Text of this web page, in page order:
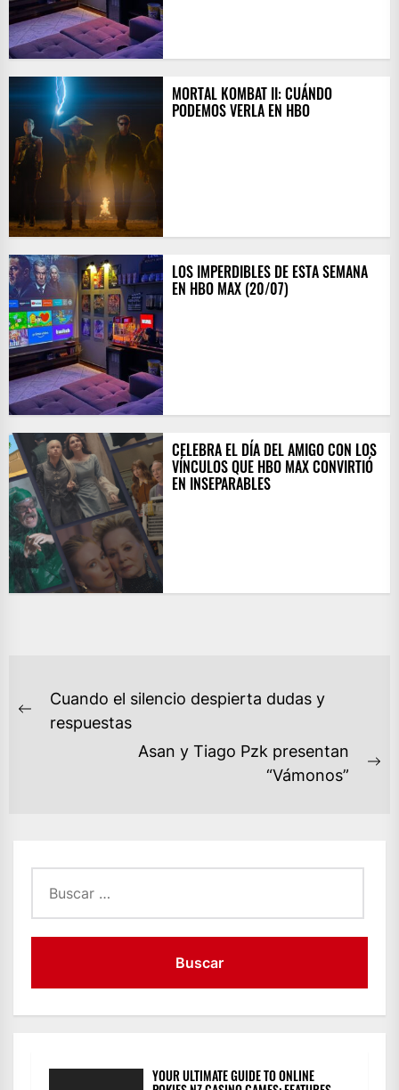
MORTAL KOMBAT II: CUÁNDO
PODEMOS VERLA EN HBO
LOS IMPERDIBLES DE ESTA SEMANA
EN HBO MAX (20/07)
CELEBRA EL DÍA DEL AMIGO CON LOS
VÍNCULOS QUE HBO MAX CONVIRTIÓ
EN INSEPARABLES
NAVEGACIÓN
DEPrevious
Cuando el silencio despierta dudas y
respuestas
Asan y Tiago Pzk presentan
“Vámonos”
YOUR ULTIMATE GUIDE TO ONLINE